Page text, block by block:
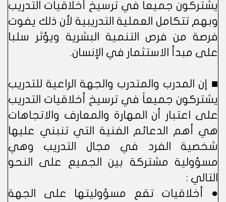
يشتركون جميعاً في ترسيخ أخلاقيات التدريب
وبهم تتكامل العملية التدريبية لأن ذلك يفوت
فرصة من فرص التنمية البشرية ويؤثر سلبا
على مبدأ الاستثمار في الإنسان.
■ إن المدرب والمتدرب والجهة الراعية للتدريب
يشتركون جميعاً في ترسيخ أخلاقيات التدريب
على اعتبار أن المهارة والمعارف والاتجاهات
هي أهم الدعائم الفنية التي تنبني عليها
شخصية الفرد في مجال التدريب وهي
مسؤولية مشتركة بين الجميع على النحو
التالي :
● أخلاقيات تقع مسؤوليتها على الجهة